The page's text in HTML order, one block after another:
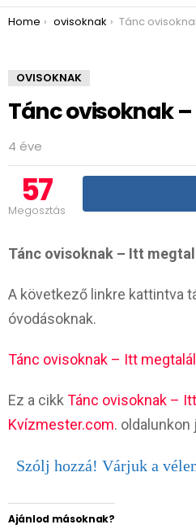
You are here:
Home ovisoknak Tánc ovisoknak – Itt
OVISOKNAK
Tánc ovisoknak
4 éve
57
Megosztás
Tánc ovisoknak – Itt
A következő linkre kattintva
óvodásoknak.
Tánc ovisoknak – Itt
Ez a cikk Tánc ovisoknak –
Kvízmester.com. oldalunkon
Szólj hozzá! Várjuk a
Ajánlod másoknak?